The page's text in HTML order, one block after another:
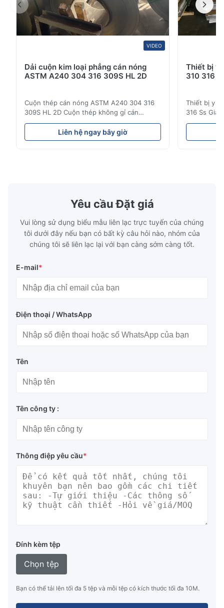
VIDEO
Dải cuộn kim loại phẳng cán nóng
ASTM A240 304 316 309S HL 2D
Cuộn thép cán nóng ASTM A240 304 316
309S HL 2D Cuộn thép không gỉ cán
nóng/lạnh 304 316 309S 310 310S 316L 321
ASTM A240 Thông số kỹ thuật sản phẩm
Tên sản phẩm Cuộn / Dải thép không gỉ
Liên hệ ngay bây giờ
Thiết bị y
310 316
Thiết bị y
316 Ss Giá
phẩm bán
buôn Sản
Yêu cầu Đặt giá
Vui lòng sử dụng biểu mẫu liên lạc trực tuyến của chúng
tôi dưới đây nếu bạn có bất kỳ câu hỏi nào, nhóm của
chúng tôi sẽ liên lạc lại với bạn càng sớm càng tốt.
E-mail*
Điện thoại / WhatsApp
Tên
Tên công ty :
Thông điệp yêu cầu*
Đính kèm tệp
Chọn tệp
Bạn có thể tải lên tối đa 5 tệp và mỗi tệp có kích thước tối đa 10M.